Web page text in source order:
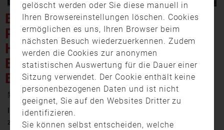
BAGGER IN FLAMMEN –
POLIZEI FAHNDET MIT
HUBSCHRAUBER NACH
ERNEUTEM
BAUSTELLENBRAND
25. November 2024 18:00
In der vergangenen Nacht sind in der Zeppelinstraße
zwei Kleinbagger in Flammen geraten.
gelöscht werden oder Sie diese manuell in
Ihren Browsereinstellungen löschen. Cookies
ermöglichen es uns, Ihren Browser beim
nächsten Besuch wiederzuerkennen. Zudem
werden die Cookies zur anonymen
statistischen Auswertung für die Dauer einer
Sitzung verwendet. Der Cookie enthält keine
personenbezogenen Daten und ist nicht
geeignet, Sie auf den Websites Dritter zu
identifizieren.
Sie können selbst entscheiden, welche